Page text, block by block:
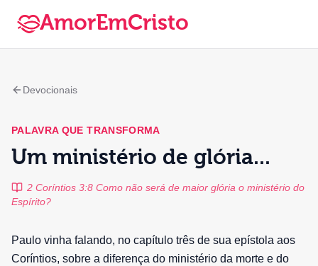
AmorEmCristo
Devocionais
PALAVRA QUE TRANSFORMA
Um ministério de glória...
2 Coríntios 3:8 Como não será de maior glória o ministério do
Espírito?
Paulo vinha falando, no capítulo três de sua epístola aos
Coríntios, sobre a diferença do ministério da morte e do